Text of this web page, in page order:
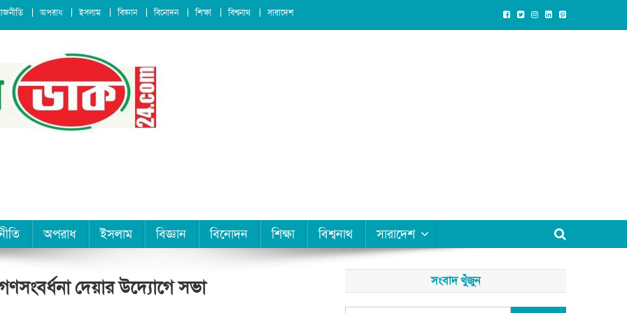
অপরাধ ইসলাম বিজ্ঞান বিনোদন শিক্ষা বিশ্বনাথ সারাদেশ
অপরাধ ইসলাম বিজ্ঞান বিনোদন শিক্ষা বিশ্বনাথ সারাদেশ
দেয়ার উদ্যোগে সভা সংবাদ খুঁজুন